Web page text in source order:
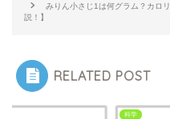
みりん小さじ1は何グラム？カロ
説！】
RELATED POST
科学